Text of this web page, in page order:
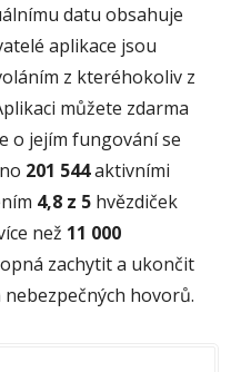
datu obsahuje
aplikace jsou
z kteréhokoliv z
můžete zdarma
o jejím fungování se
201 544aktivními
4,8 z 5 hvězdiček
než 11 000
zachytit a ukončit
nebezpečných hovorů.